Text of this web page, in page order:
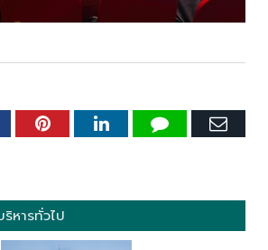
PinterestLinkedInTumblr
หารทั่วไป